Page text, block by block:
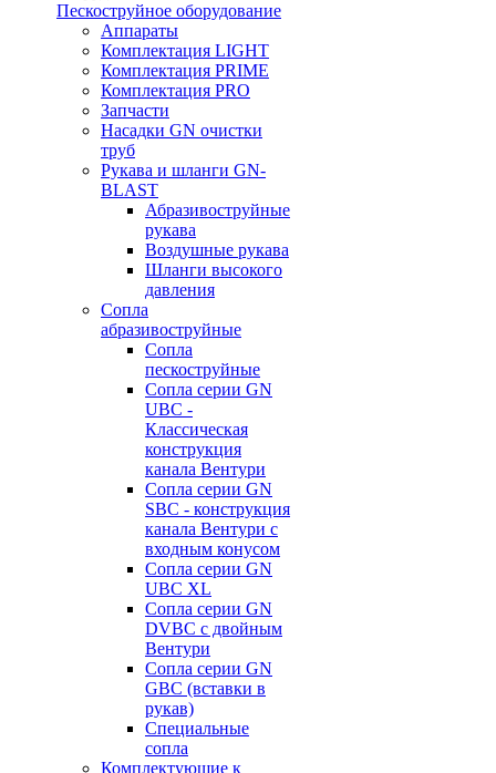
Пескоструйное оборудование
Аппараты
Комплектация LIGHT
Комплектация PRIME
Комплектация PRO
Запчасти
Насадки GN очистки
труб
Рукава и шланги GN-
BLAST
Абразивоструйные
рукава
Воздушные рукава
Шланги высокого
давления
Сопла
абразивоструйные
Сопла
пескоструйные
Сопла серии GN
UBC -
Классическая
конструкция
канала Вентури
Сопла серии GN
SBC - конструкция
канала Вентури c
входным конусом
Сопла серии GN
UBC XL
Сопла серии GN
DVBC с двойным
Вентури
Сопла серии GN
GBC (вставки в
рукав)
Специальные
сопла
Комплектующие к